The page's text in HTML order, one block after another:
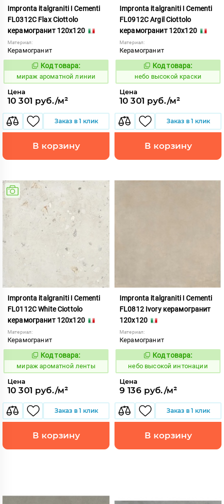
Impronta italgraniti I Cementi
FL0312C Flax Ciottolo
керамогранит 120x120
Материал:
Керамогранит
984669
Код товара:
мираж ароматной линии
Цена
10 301 руб./м²
Заказ в 1 клик
В корзину
Impronta italgraniti I Cementi
FL0912C Argil Ciottolo
керамогранит 120x120
Материал:
Керамогранит
1111414
Код товара:
небо высокой краски
Цена
10 301 руб./м²
Заказ в 1 клик
В корзину
Impronta italgraniti I Cementi
FL0112C White Ciottolo
керамогранит 120x120
Материал:
Керамогранит
984668
Код товара:
мираж ароматной ленты
Цена
10 301 руб./м²
Заказ в 1 клик
В корзину
Impronta italgraniti I Cementi
FL0812 Ivory керамогранит
120x120
Материал:
Керамогранит
1111408
Код товара:
небо высокой интонации
Цена
9 136 руб./м²
Заказ в 1 клик
В корзину